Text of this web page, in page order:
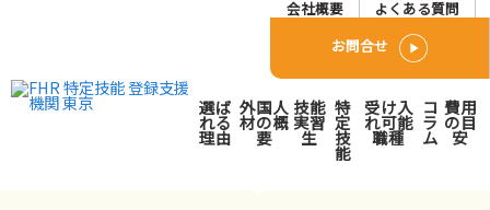
会社概要
よくある質問
お問合せ
選ば
れる
理由
外国人
材の概
要
技能
実習
生
特
定
技
能
受け入
れ可能
職種
コ
ラ
ム
費用
の目
安
薩摩川内市で外国人人材派
遣･紹介会社をお探しの方
鹿児島県